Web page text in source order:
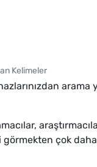
Kelimeler
arama
çok daha